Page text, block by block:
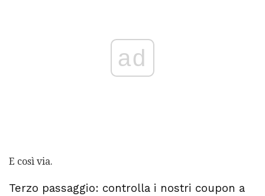
ad
E così via.
Terzo passaggio: controlla i nostri coupon a